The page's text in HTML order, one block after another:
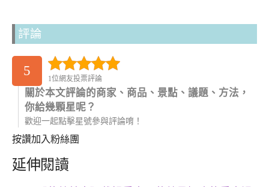
評論
5
1位網友投票評論
關於本文評論的商家、商品、景點、議題、方法，
你給幾顆星呢？
歡迎一起點擊星號參與評論唷！
按讚加入粉絲團
延伸閱讀